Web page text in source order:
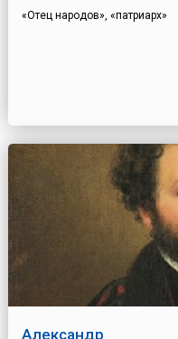
«Отец народов», «патриарх»
Александр